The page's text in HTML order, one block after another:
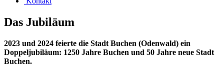
Das Jubiläum
2023 und 2024 feierte die Stadt Buchen (Odenwald) ein
Doppeljubiläum: 1250 Jahre Buchen und 50 Jahre neue Stadt
Buchen.